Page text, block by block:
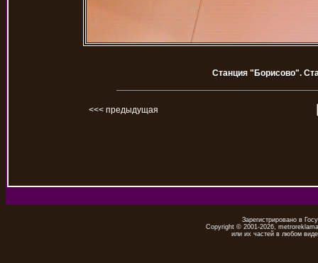
Станция "Борисово".
<<< предыдущая
Зарегистрировано в
Copyright © 2001-2026,
или их частей в любом